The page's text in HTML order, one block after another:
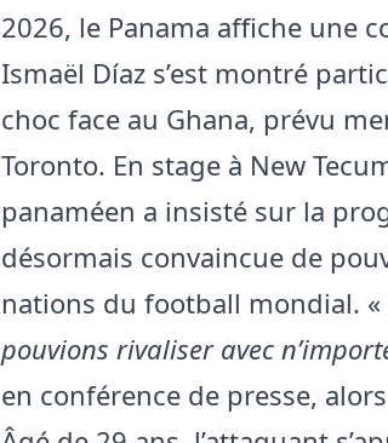
2026, le Panama affiche une
Ismaël Díaz s’est montré
choc face au Ghana, prévu
Toronto. En stage à New
panaméen a insisté sur la
désormais convaincue de
nations du football mondial. «
pouvions rivaliser avec
en conférence de presse,